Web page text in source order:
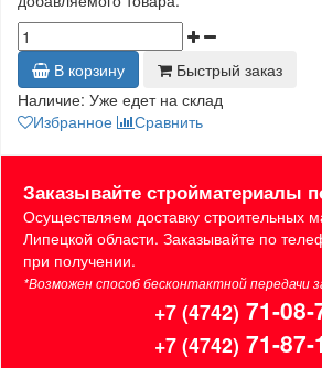
В корзину
Быстрый заказ
Наличие: Уже едет на склад
Избранное
Сравнить
Заказывайте стройматериалы
Осуществляем доставку строительных
Липецкой области. Заказывайте по
при получении.
*Возможен способ бесконтактной передачи
+7 (4742) 71-08-
+7 (4742) 71-87-